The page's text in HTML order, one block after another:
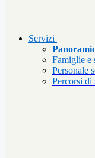
Servizi
Famiglie e
Personale
Percorsi di